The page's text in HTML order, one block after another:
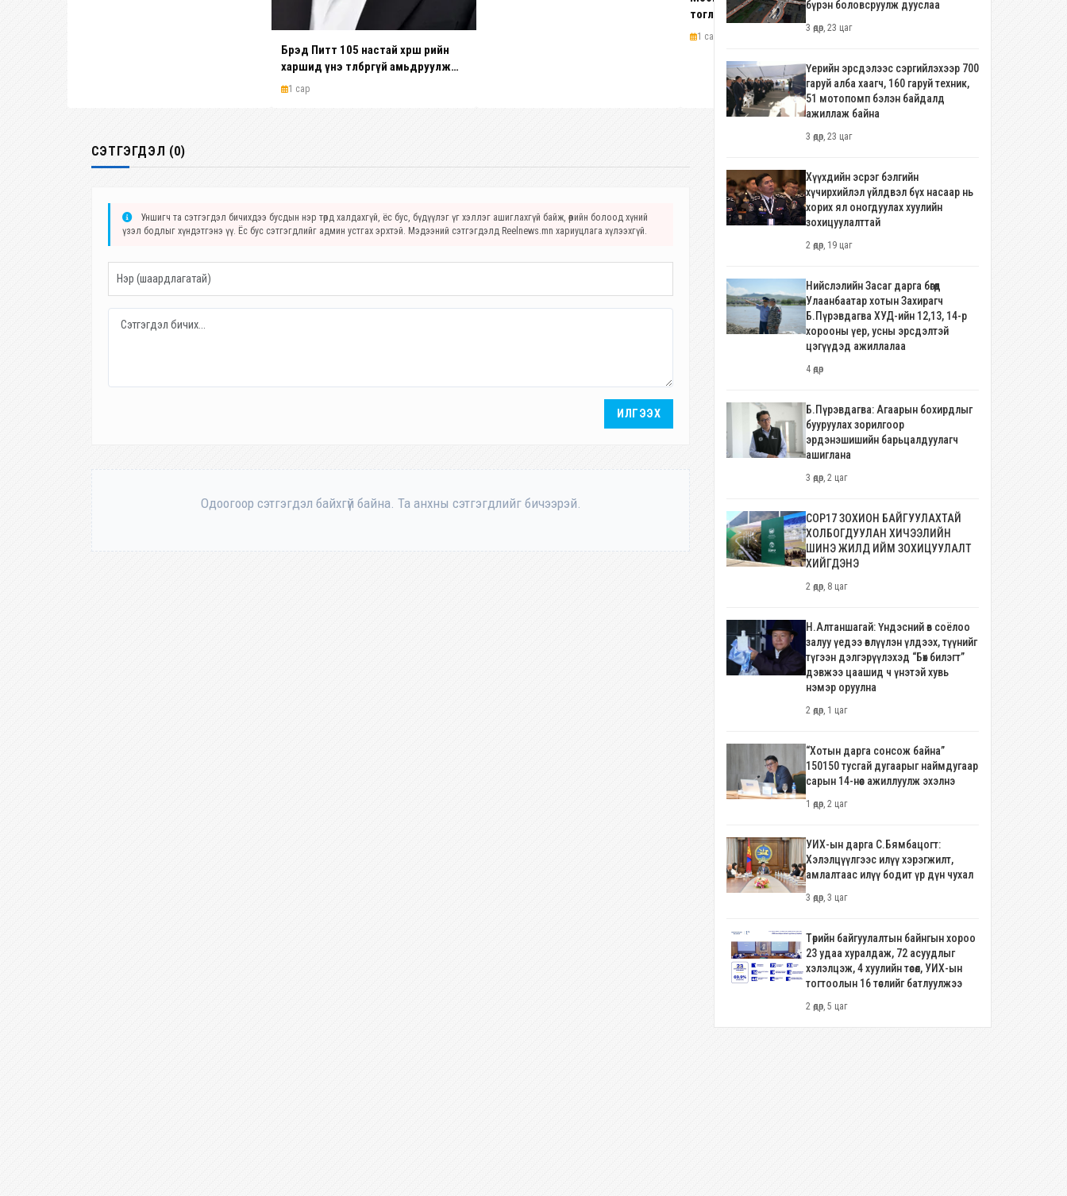
Брэд Питт 105 настай хөршөө өөрийн
харшид үнэ төлбөргүй амьдруулж
байжээ
1 сар
тоглолт үзэх 7 шалтгаан
1 сар, 2 долоо хоног
ээлжит удаагаа түрүүллээ
2 сар
СЭТГЭГДЭЛ (0)
Уншигч та сэтгэгдэл бичихдээ бусдын нэр төрд халдахгүй, ёс бус, бүдүүлэг үг хэллэг ашиглахгүй байж, өөрийн болоод хүний
үзэл бодлыг хүндэтгэнэ үү. Ёс бус сэтгэгдлийг админ устгах эрхтэй. Мэдээний сэтгэгдэлд Reelnews.mn хариуцлага хүлээхгүй.
ИЛГЭЭХ
Одоогоор сэтгэгдэл байхгүй байна. Та анхны сэтгэгдлийг бичээрэй.
бүрэн боловсруулж дууслаа
3 өдөр, 23 цаг
Үерийн эрсдэлээс сэргийлэхээр 700
гаруй алба хаагч, 160 гаруй техник,
51 мотопомп бэлэн байдалд
ажиллаж байна
3 өдөр, 23 цаг
Хүүхдийн эсрэг бэлгийн
хүчирхийлэл үйлдвэл бүх насаар нь
хорих ял оногдуулах хуулийн
зохицуулалттай
2 өдөр, 19 цаг
Нийслэлийн Засаг дарга бөгөөд
Улаанбаатар хотын Захирагч
Б.Пүрэвдагва ХУД-ийн 12,13, 14-р
хорооны үер, усны эрсдэлтэй
цэгүүдэд ажиллалаа
4 өдөр
Б.Пүрэвдагва: Агаарын бохирдлыг
бууруулах зорилгоор
эрдэнэшишийн барьцалдуулагч
ашиглана
3 өдөр, 2 цаг
COP17 ЗОХИОН БАЙГУУЛАХТАЙ
ХОЛБОГДУУЛАН ХИЧЭЭЛИЙН
ШИНЭ ЖИЛД ИЙМ ЗОХИЦУУЛАЛТ
ХИЙГДЭНЭ
2 өдөр, 8 цаг
Н.Алтаншагай: Үндэсний өв соёлоо
залуу үедээ өвлүүлэн үлдээх, түүнийг
түгээн дэлгэрүүлэхэд “Бөх билэгт”
дэвжээ цаашид ч үнэтэй хувь
нэмэр оруулна
2 өдөр, 1 цаг
“Хотын дарга сонсож байна”
150150 тусгай дугаарыг наймдугаар
сарын 14-нөөс ажиллуулж эхэлнэ
1 өдөр, 2 цаг
УИХ-ын дарга С.Бямбацогт:
Хэлэлцүүлгээс илүү хэрэгжилт,
амлалтаас илүү бодит үр дүн чухал
3 өдөр, 3 цаг
Төрийн байгуулалтын байнгын хороо
23 удаа хуралдаж, 72 асуудлыг
хэлэлцэж, 4 хуулийн төсөл, УИХ-ын
тогтоолын 16 төслийг батлуулжээ
2 өдөр, 5 цаг